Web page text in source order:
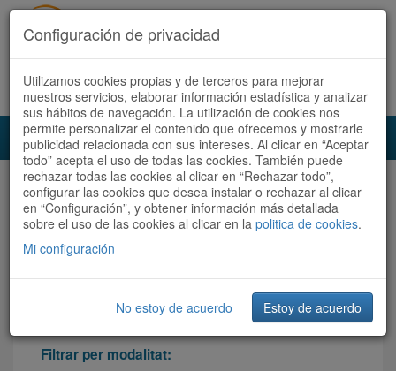
Accedeix Registra't ara Español Català
Audioruta Totes les rutes
Totes les rutes Ordenar per:Més recents/ Dificultat
Filtrar les rutes
Filtrar per modalitat:
Configuración de privacidad
Utilizamos cookies propias y de terceros para mejorar
nuestros servicios, elaborar información estadística y analizar
sus hábitos de navegación. La utilización de cookies nos
permite personalizar el contenido que ofrecemos y mostrarle
publicidad relacionada con sus intereses. Al clicar en “Aceptar
todo” acepta el uso de todas las cookies. También puede
rechazar todas las cookies al clicar en “Rechazar todo”,
configurar las cookies que desea instalar o rechazar al clicar
en “Configuración”, y obtener información más detallada
sobre el uso de las cookies al clicar en la politica de cookies.
Mi configuración
No estoy de acuerdo Estoy de acuerdo